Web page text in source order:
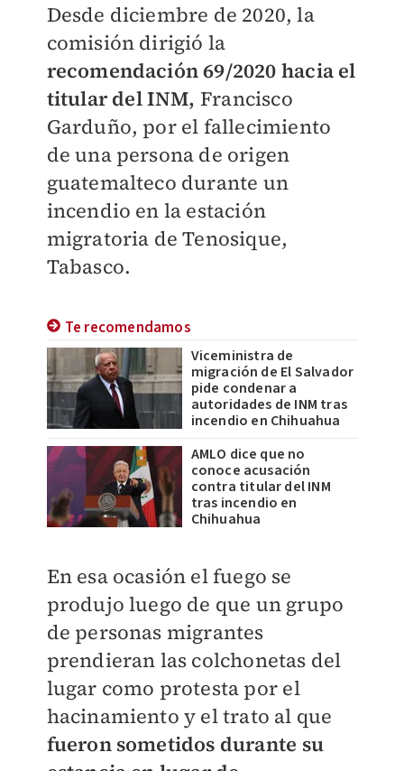
Desde diciembre de 2020, la
comisión dirigió la
recomendación 69/2020 hacia el
titular del INM, Francisco
Garduño, por el fallecimiento
de una persona de origen
guatemalteco durante un
incendio en la estación
migratoria de Tenosique,
Tabasco.
Te recomendamos
Viceministra de
migración de El Salvador
pide condenar a
autoridades de INM tras
incendio en Chihuahua
AMLO dice que no
conoce acusación
contra titular del INM
tras incendio en
Chihuahua
En esa ocasión el fuego se
produjo luego de que un grupo
de personas migrantes
prendieran las colchonetas del
lugar como protesta por el
hacinamiento y el trato al que
fueron sometidos durante su